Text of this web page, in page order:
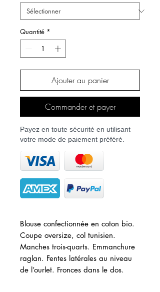
Quantité *
Ajouter au panier
Commander et payer
Payez en toute sécurité en utilisant
votre mode de paiement préféré.
Blouse confectionnée en coton bio.
Coupe oversize, col tunisien.
Manches trois-quarts. Emmanchure
raglan. Fentes latérales au niveau
de l’ourlet. Fronces dans le dos.